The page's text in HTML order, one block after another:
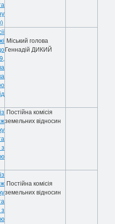
Міський голова
Геннадій ДИКИЙ
Постійна комісія
земельних відносин
Постійна комісія
земельних відносин